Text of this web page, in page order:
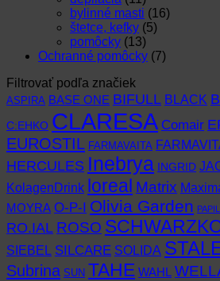
bylinné masti (16)
štetce, kefky (5)
pomôcky (13)
Ochranné pomôcky (7)
Filtrovať podľa značiek
ASPIRA BASE ONE BIFULL BLACK
C:EHKO CLARESA Comair
EUROSTIL FARMAVAITA
HERCULES Inebrya INGRID
KolagenDrink loreal Matrix
MOYRA O-P-I Olivia Garden
RO.IAL ROSO
SIEBEL SILCARE SOLIDA
Subrina SUN TAHE WAHL